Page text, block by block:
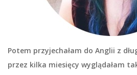
Potem przyjechałam do Anglii z
przez kilka miesięcy wyglądałam